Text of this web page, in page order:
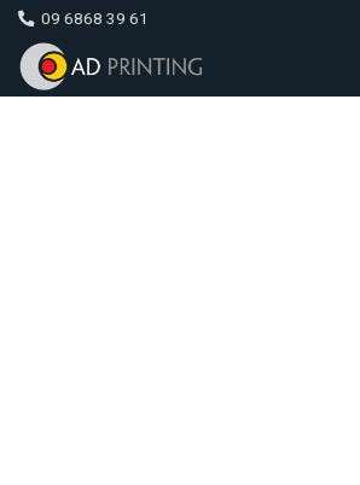
09 6868 39 61